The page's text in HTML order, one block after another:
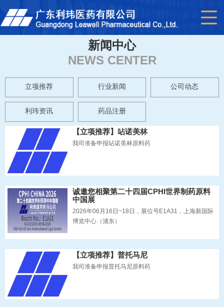
新闻中心
NEWS CENTER
立项推荐 行业新闻 公司动态
利玮资讯 药品注册
【立项推荐】呫诺美林
我司准备申报呫诺美林原料药
诚邀您相聚第二十四届CPHI世界制药原料
中国展
2026年06月16日~18日，展位号E1A31，上海新国际
博览中心（浦东）
【立项推荐】普托马尼
我司准备申报普托马尼原料药